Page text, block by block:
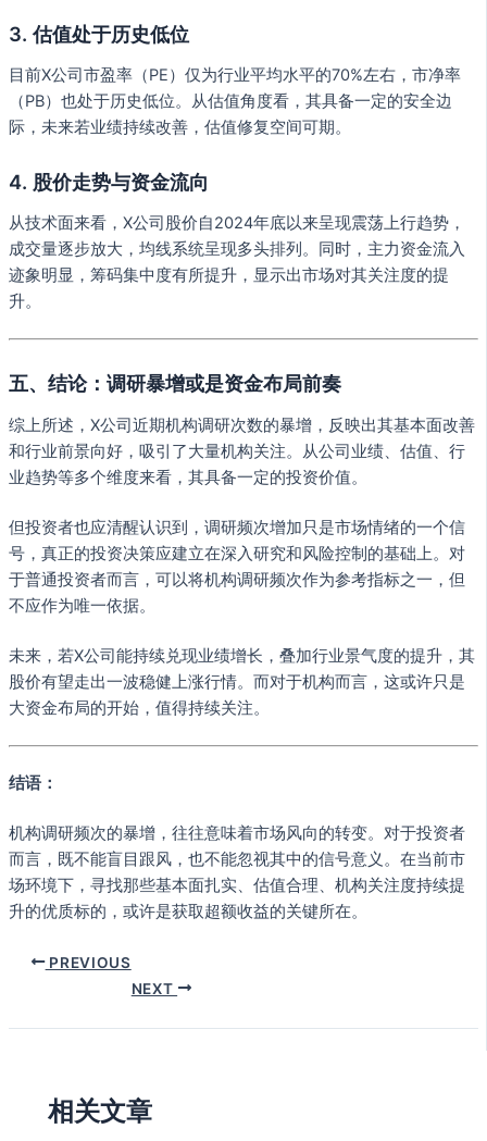
3. 估值处于历史低位
目前X公司市盈率（PE）仅为行业平均水平的70%左右，市净率
（PB）也处于历史低位。从估值角度看，其具备一定的安全边
际，未来若业绩持续改善，估值修复空间可期。
4. 股价走势与资金流向
从技术面来看，X公司股价自2024年底以来呈现震荡上行趋势，
成交量逐步放大，均线系统呈现多头排列。同时，主力资金流入
迹象明显，筹码集中度有所提升，显示出市场对其关注度的提
升。
五、结论：调研暴增或是资金布局前奏
综上所述，X公司近期机构调研次数的暴增，反映出其基本面改善
和行业前景向好，吸引了大量机构关注。从公司业绩、估值、行
业趋势等多个维度来看，其具备一定的投资价值。
但投资者也应清醒认识到，调研频次增加只是市场情绪的一个信
号，真正的投资决策应建立在深入研究和风险控制的基础上。对
于普通投资者而言，可以将机构调研频次作为参考指标之一，但
不应作为唯一依据。
未来，若X公司能持续兑现业绩增长，叠加行业景气度的提升，其
股价有望走出一波稳健上涨行情。而对于机构而言，这或许只是
大资金布局的开始，值得持续关注。
结语：
机构调研频次的暴增，往往意味着市场风向的转变。对于投资者
而言，既不能盲目跟风，也不能忽视其中的信号意义。在当前市
场环境下，寻找那些基本面扎实、估值合理、机构关注度持续提
升的优质标的，或许是获取超额收益的关键所在。
PREVIOUS
NEXT
相关文章